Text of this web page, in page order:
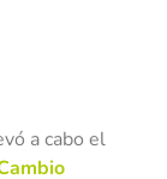
a cabo el